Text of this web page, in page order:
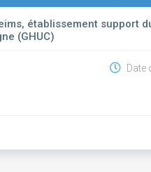
établissement support
(GHUC)
Date